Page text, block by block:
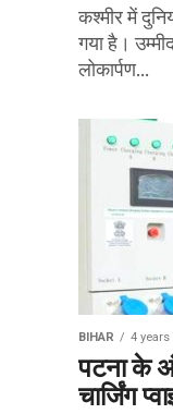
कश्मीर में
गया है।
लोकार्पण...
BIHAR 4 years
पटना के
चार्जिंग